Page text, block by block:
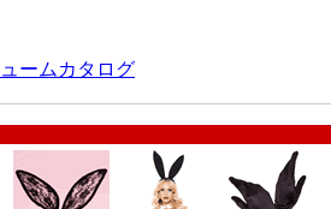
ームカタログ